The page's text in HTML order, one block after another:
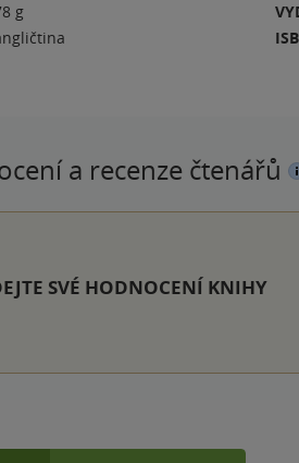
g
a recenze čtenářů
SVÉ HODNOCENÍ KNIHY